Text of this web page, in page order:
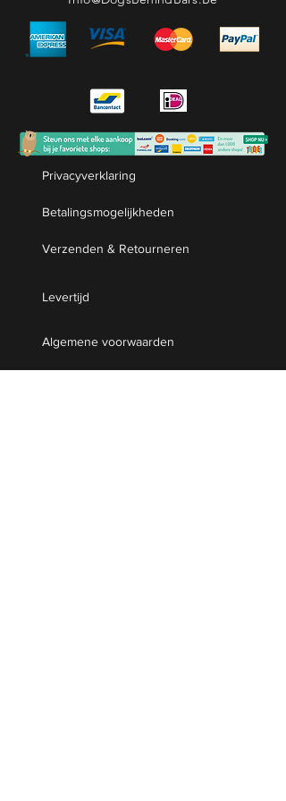
Privacyverklaring
Betalingsmogelijkheden
Verzenden & Retourneren
Levertijd
Algemene voorwaarden